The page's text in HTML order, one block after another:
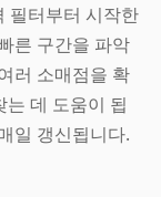
필터부터 시작한
른 구간을 파악
러 소매점을 확
데 도움이 됩
일 갱신됩니다.